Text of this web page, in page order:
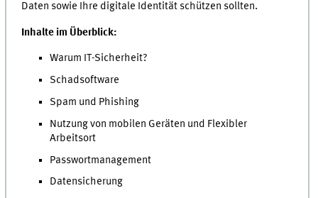
Daten sowie Ihre digitale Identität schützen sollten.
Inhalte im Überblick:
Warum IT-Sicherheit?
Schadsoftware
Spam und Phishing
Nutzung von mobilen Geräten und Flexibler
Arbeitsort
Passwortmanagement
Datensicherung